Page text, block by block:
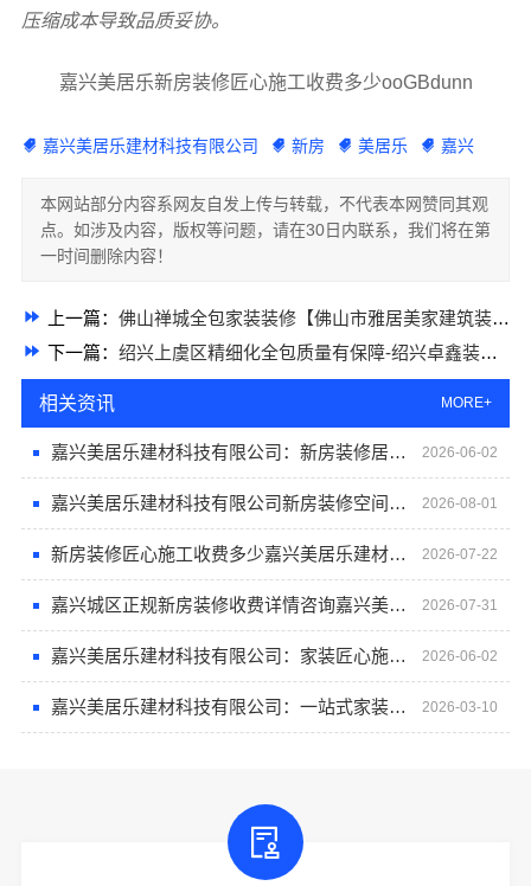
压缩成本导致品质妥协。
嘉兴美居乐新房装修匠心施工收费多少ooGBdunn
嘉兴美居乐建材科技有限公司 新房 美居乐 嘉兴
本网站部分内容系网友自发上传与转载，不代表本网赞同其观
点。如涉及内容，版权等问题，请在30日内联系，我们将在第
一时间删除内容！
上一篇： 佛山禅城全包家装装修【佛山市雅居美家建筑装饰工程有限公司】
下一篇： 绍兴上虞区精细化全包质量有保障-绍兴卓鑫装饰材料有限公司
相关资讯 MORE+
嘉兴美居乐建材科技有限公司：新房装修居室改造可预约上门 2026-06-02
嘉兴美居乐建材科技有限公司新房装修空间规划案例 2026-08-01
新房装修匠心施工收费多少嘉兴美居乐建材科技有限公司 2026-07-22
嘉兴城区正规新房装修收费详情咨询嘉兴美居乐建材科技有限公司 2026-07-31
嘉兴美居乐建材科技有限公司：家装匠心施工的典范 2026-06-02
嘉兴美居乐建材科技有限公司：一站式家装服务省心省力 2026-03-10